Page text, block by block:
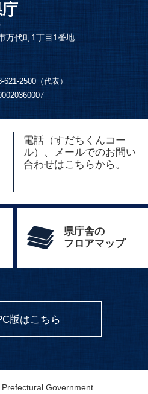
万代町1丁目1番地
621-2500（代表）
電話（すだちくんコー
ル）、メールでのお問い
合わせはこちらから。
県庁舎の
フロアマップ
版はこちら
Government.